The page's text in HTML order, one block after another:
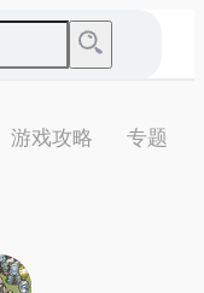
游戏攻略 专题